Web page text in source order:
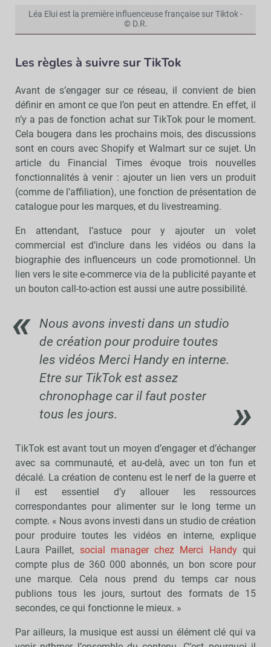
Léa Elui est la première influenceuse française sur Tiktok -
© D.R.
Les règles à suivre sur TikTok
Avant de s’engager sur ce réseau, il convient de bien
définir en amont ce que l’on peut en attendre. En effet, il
n’y a pas de fonction achat sur TikTok pour le moment.
Cela bougera dans les prochains mois, des discussions
sont en cours avec Shopify et Walmart sur ce sujet. Un
article du Financial Times évoque trois nouvelles
fonctionnalités à venir : ajouter un lien vers un produit
(comme de l’affiliation), une fonction de présentation de
catalogue pour les marques, et du livestreaming.
En attendant, l’astuce pour y ajouter un volet
commercial est d’inclure dans les vidéos ou dans la
biographie des influenceurs un code promotionnel. Un
lien vers le site e-commerce via de la publicité payante et
un bouton call-to-action est aussi une autre possibilité.
Nous avons investi dans un studio
de création pour produire toutes
les vidéos Merci Handy en interne.
Etre sur TikTok est assez
chronophage car il faut poster
tous les jours.
TikTok est avant tout un moyen d’engager et d’échanger
avec sa communauté, et au-delà, avec un ton fun et
décalé. La création de contenu est le nerf de la guerre et
il est essentiel d’y allouer les ressources
correspondantes pour alimenter sur le long terme un
compte. « Nous avons investi dans un studio de création
pour produire toutes les vidéos en interne, explique
Laura Paillet, social manager chez Merci Handyqui
compte plus de 360 000 abonnés, un bon score pour
une marque. Cela nous prend du temps car nous
publions tous les jours, surtout des formats de 15
secondes, ce qui fonctionne le mieux. »
Par ailleurs, la musique est aussi un élément clé qui va